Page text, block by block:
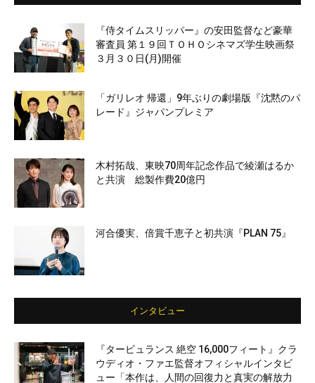
『侍タイムスリッパー』の安田監督など豪華
審査員 第１９回ＴＯＨＯシネマズ学生映画祭
３月３０日(月)開催
「ガリレオ 帰還」9年ぶりの劇場版『沈黙のパ
レード』ジャパンプレミア
木村拓哉、東映70周年記念作品で綾瀬はるか
と共演 総製作費20億円
河合優実、倍賞千恵子と初共演『PLAN 75』
インタビュー
『タービュランス 絶空 16,000フィート』クラ
ウディオ・ファエ監督オフィシャルインタビ
ュー「本作は、人間の回復力と真実の解放力